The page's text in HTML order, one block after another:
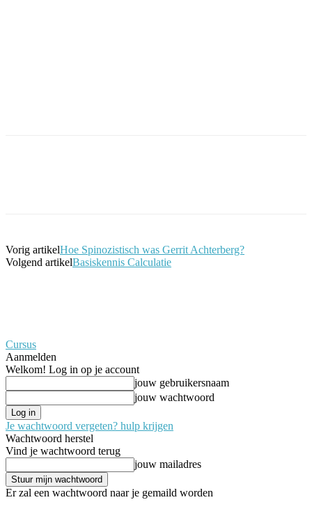
Vorig artikelHoe Spinozistisch was Gerrit Achterberg?
Volgend artikelBasiskennis Calculatie
Cursus
Aanmelden
Welkom! Log in op je account
jouw gebruikersnaam
jouw wachtwoord
Je wachtwoord vergeten? hulp krijgen
Wachtwoord herstel
Vind je wachtwoord terug
jouw mailadres
Er zal een wachtwoord naar je gemaild worden